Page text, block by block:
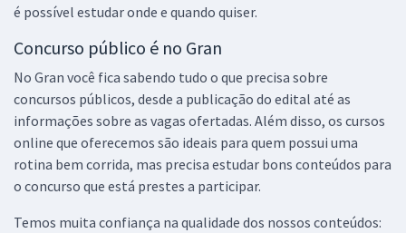
é possível estudar onde e quando quiser.
Concurso público é no Gran
No Gran você fica sabendo tudo o que precisa sobre
concursos públicos, desde a publicação do edital até as
informações sobre as vagas ofertadas. Além disso, os cursos
online que oferecemos são ideais para quem possui uma
rotina bem corrida, mas precisa estudar bons conteúdos para
o concurso que está prestes a participar.
Temos muita confiança na qualidade dos nossos conteúdos: